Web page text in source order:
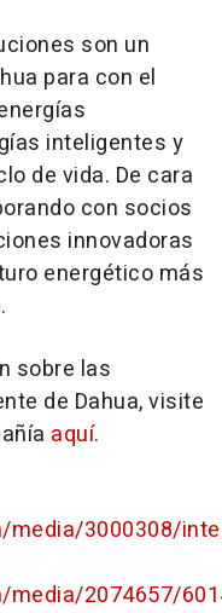
son un
para con el
inteligentes y
de vida. De cara
con socios
innovadoras
energético más
sobre las
de Dahua, visite
aquí.
3000308/
2074657/